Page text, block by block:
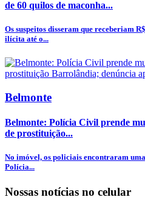
de 60 quilos de maconha...
Os suspeitos disseram que receberiam
ilícita até o...
Belmonte
Belmonte: Polícia Civil prende
de prostituição...
No imóvel, os policiais encontraram
Polícia...
Nossas notícias no celular